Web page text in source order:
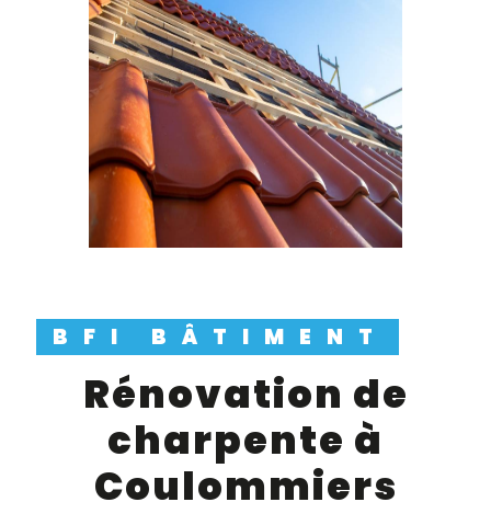
BFI BÂTIMENT
rénovation de
charpente à
Coulommiers